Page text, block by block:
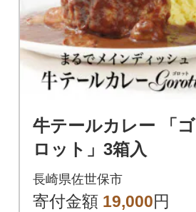
牛テールカレー 「ゴ
ロット」3箱入
長崎県佐世保市
寄付金額 19,000円